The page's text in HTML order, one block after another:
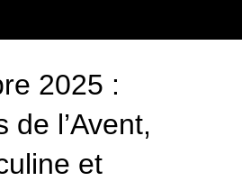
2025 :
de l’Avent,
et